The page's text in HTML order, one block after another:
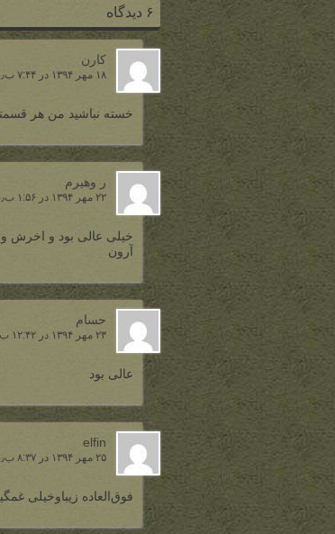
۶ دیدگاه
کارن
۱۸ مهر ۱۳۹۴ در ۷:۴۴ ب٫ظ
خسته نباشید من هر قسمتو ۵ بار گوش کردم مرسی عالی بود
ر وهیرم
۲۲ مهر ۱۳۹۴ در ۱:۵۶ ب٫ظ
خیلی عالی بود و اخرش
آرون
حسام
۲۳ مهر ۱۳۹۴ در ۱۲:۴۲ ب٫ظ
عالی بود
elfin
۲۵ مهر ۱۳۹۴ در ۸:۳۷ ب٫ظ
فوق‌العاده زیباوخیلی